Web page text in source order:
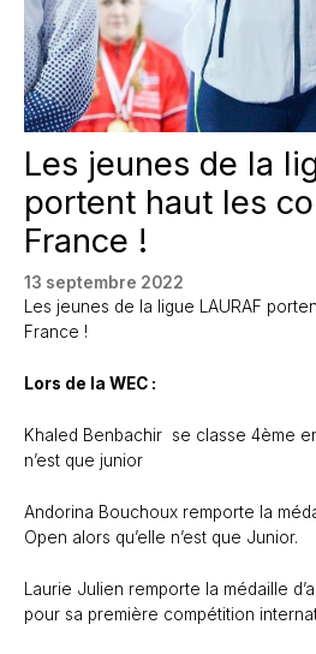
Les jeunes de la
portent haut les
France !
13 septembre 2022
Les jeunes de la ligue LAURAF
France !
Lors de la WEC :
Khaled Benbachir se classe 4ème
n’est que junior
Andorina Bouchoux remporte la
Open alors qu’elle n’est que Junior.
Laurie Julien remporte la médaille
pour sa première compétition